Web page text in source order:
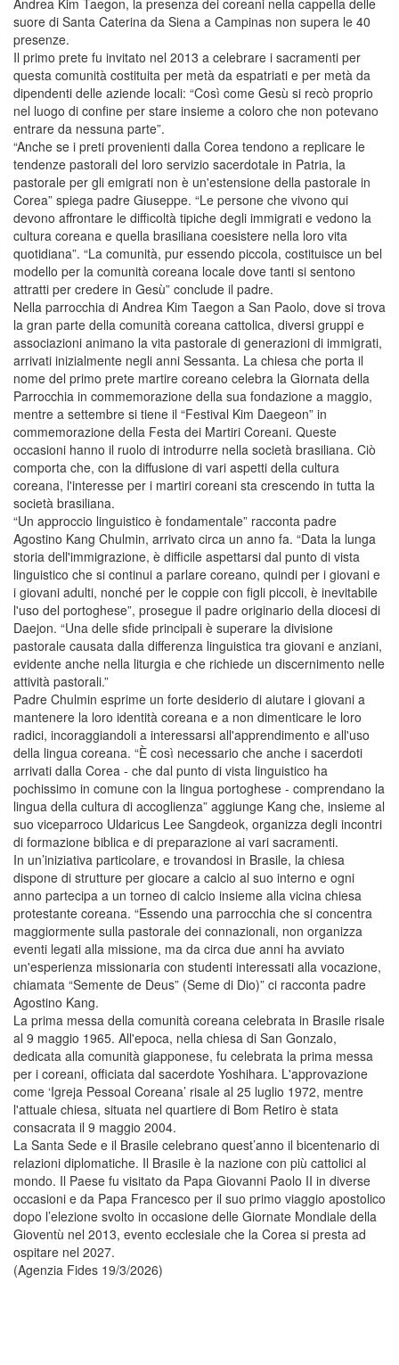
suore di Santa Caterina da Siena a Campinas non supera le 40
presenze.
Il primo prete fu invitato nel 2013 a celebrare i sacramenti per
questa comunità costituita per metà da espatriati e per metà da
dipendenti delle aziende locali: “Così come Gesù si recò proprio
nel luogo di confine per stare insieme a coloro che non potevano
entrare da nessuna parte”.
“Anche se i preti provenienti dalla Corea tendono a replicare le
tendenze pastorali del loro servizio sacerdotale in Patria, la
pastorale per gli emigrati non è un'estensione della pastorale in
Corea” spiega padre Giuseppe. “Le persone che vivono qui
devono affrontare le difficoltà tipiche degli immigrati e vedono la
cultura coreana e quella brasiliana coesistere nella loro vita
quotidiana”. “La comunità, pur essendo piccola, costituisce un bel
modello per la comunità coreana locale dove tanti si sentono
attratti per credere in Gesù” conclude il padre.
Nella parrocchia di Andrea Kim Taegon a San Paolo, dove si trova
la gran parte della comunità coreana cattolica, diversi gruppi e
associazioni animano la vita pastorale di generazioni di immigrati,
arrivati inizialmente negli anni Sessanta. La chiesa che porta il
nome del primo prete martire coreano celebra la Giornata della
Parrocchia in commemorazione della sua fondazione a maggio,
mentre a settembre si tiene il “Festival Kim Daegeon” in
commemorazione della Festa dei Martiri Coreani. Queste
occasioni hanno il ruolo di introdurre nella società brasiliana. Ciò
comporta che, con la diffusione di vari aspetti della cultura
coreana, l'interesse per i martiri coreani sta crescendo in tutta la
società brasiliana.
“Un approccio linguistico è fondamentale” racconta padre
Agostino Kang Chulmin, arrivato circa un anno fa. “Data la lunga
storia dell'immigrazione, è difficile aspettarsi dal punto di vista
linguistico che si continui a parlare coreano, quindi per i giovani e
i giovani adulti, nonché per le coppie con figli piccoli, è inevitabile
l'uso del portoghese”, prosegue il padre originario della diocesi di
Daejon. “Una delle sfide principali è superare la divisione
pastorale causata dalla differenza linguistica tra giovani e anziani,
evidente anche nella liturgia e che richiede un discernimento nelle
attività pastorali.”
Padre Chulmin esprime un forte desiderio di aiutare i giovani a
mantenere la loro identità coreana e a non dimenticare le loro
radici, incoraggiandoli a interessarsi all'apprendimento e all'uso
della lingua coreana. “È così necessario che anche i sacerdoti
arrivati dalla Corea - che dal punto di vista linguistico ha
pochissimo in comune con la lingua portoghese - comprendano la
lingua della cultura di accoglienza” aggiunge Kang che, insieme al
suo viceparroco Uldaricus Lee Sangdeok, organizza degli incontri
di formazione biblica e di preparazione ai vari sacramenti.
In un’iniziativa particolare, e trovandosi in Brasile, la chiesa
dispone di strutture per giocare a calcio al suo interno e ogni
anno partecipa a un torneo di calcio insieme alla vicina chiesa
protestante coreana. “Essendo una parrocchia che si concentra
maggiormente sulla pastorale dei connazionali, non organizza
eventi legati alla missione, ma da circa due anni ha avviato
un'esperienza missionaria con studenti interessati alla vocazione,
chiamata “Semente de Deus” (Seme di Dio)” ci racconta padre
Agostino Kang.
La prima messa della comunità coreana celebrata in Brasile risale
al 9 maggio 1965. All'epoca, nella chiesa di San Gonzalo,
dedicata alla comunità giapponese, fu celebrata la prima messa
per i coreani, officiata dal sacerdote Yoshihara. L'approvazione
come ‘Igreja Pessoal Coreana’ risale al 25 luglio 1972, mentre
l'attuale chiesa, situata nel quartiere di Bom Retiro è stata
consacrata il 9 maggio 2004.
La Santa Sede e il Brasile celebrano quest’anno il bicentenario di
relazioni diplomatiche. Il Brasile è la nazione con più cattolici al
mondo. Il Paese fu visitato da Papa Giovanni Paolo II in diverse
occasioni e da Papa Francesco per il suo primo viaggio apostolico
dopo l’elezione svolto in occasione delle Giornate Mondiale della
Gioventù nel 2013, evento ecclesiale che la Corea si presta ad
ospitare nel 2027.
(Agenzia Fides 19/3/2026)